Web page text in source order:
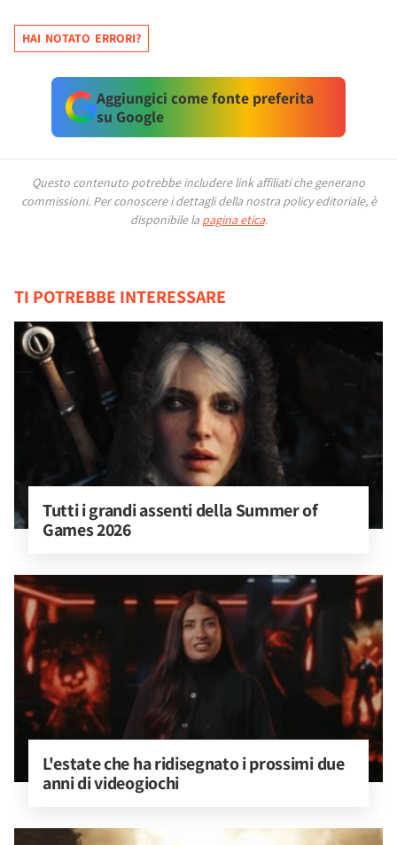
HAI NOTATO ERRORI?
Aggiungici come fonte preferita
su Google
Questo contenuto potrebbe includere link affiliati che generano
commissioni. Per conoscere i dettagli della nostra policy editoriale, è
disponibile la pagina etica.
TI POTREBBE INTERESSARE
Tutti i grandi assenti della Summer of
Games 2026
L'estate che ha ridisegnato i prossimi due
anni di videogiochi